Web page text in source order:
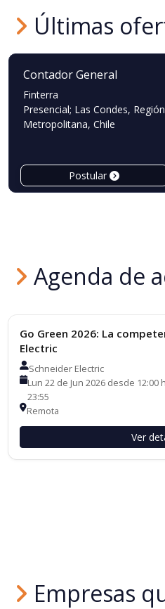
Últimas
Contador General
Finterra
Presencial; Las Condes, Región
Metropolitana, Chile
Postular
Agenda de
Convocatorias
Go Green 2026: La
Electric
Schneider Electric
Lun 22 de Jun 2026 desde 12:00
23:55
Remota
Ver
Empresas